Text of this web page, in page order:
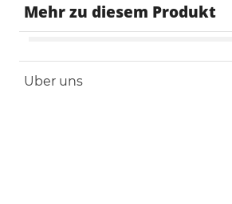
Mehr zu diesem Produkt
Lieferzeit 1-2 Tage
Uber uns